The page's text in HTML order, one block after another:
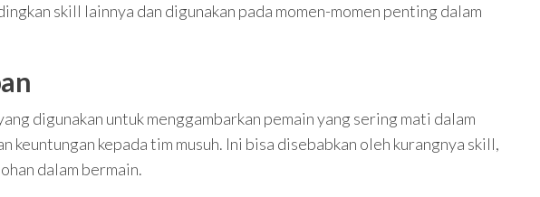
skill lainnya dan digunakan pada momen-momen penting dalam
digunakan untuk menggambarkan pemain yang sering mati dalam
keuntungan kepada tim musuh. Ini bisa disebabkan oleh kurangnya skill,
dalam bermain.